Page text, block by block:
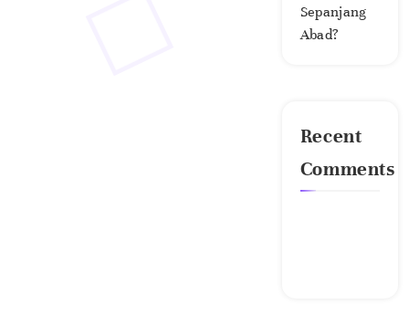
Sepanjang
Abad?
Recent
Comments